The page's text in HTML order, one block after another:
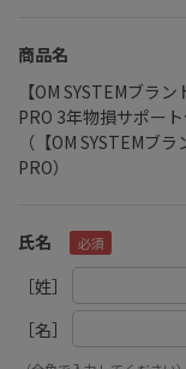
商品名
【OM SYSTEMブラ
PRO 3年物損サポー
（【OM SYSTEMブ
PRO）
氏名
［姓］
［名］